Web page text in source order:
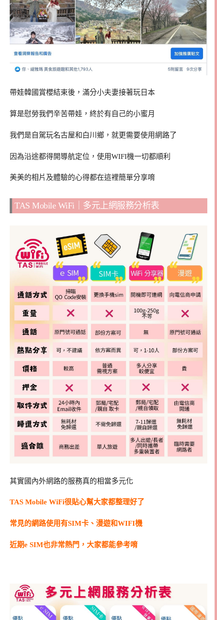
帶娃韓國賞櫻結束後，滿分小夫妻接著玩日本
算是慰勞我們辛苦帶娃，終於有自己的小蜜月
我們是自駕玩名古屋和白川鄉，就更需要使用網路了
因為沿途都得開導航定位，使用WIFI機一切都順利
美美的相片及體驗的心得都在這裡簡單分享唷
TAS Mobile WiFi｜多元上網服務分析表
其實國內外網路的服務真的相當多元化
TAS Mobile WiFi很貼心幫大家都整理好了
常見的網路使用有SIM卡、漫遊和WIFI機
近期e SIM也非常熱門，大家都能參考唷